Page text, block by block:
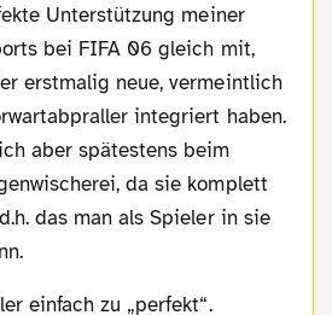
Unterstützung meiner
bei FIFA 06 gleich mit,
erstmalig neue, vermeintlich
integriert haben.
aber spätestens beim
da sie komplett
das man als Spieler in sie